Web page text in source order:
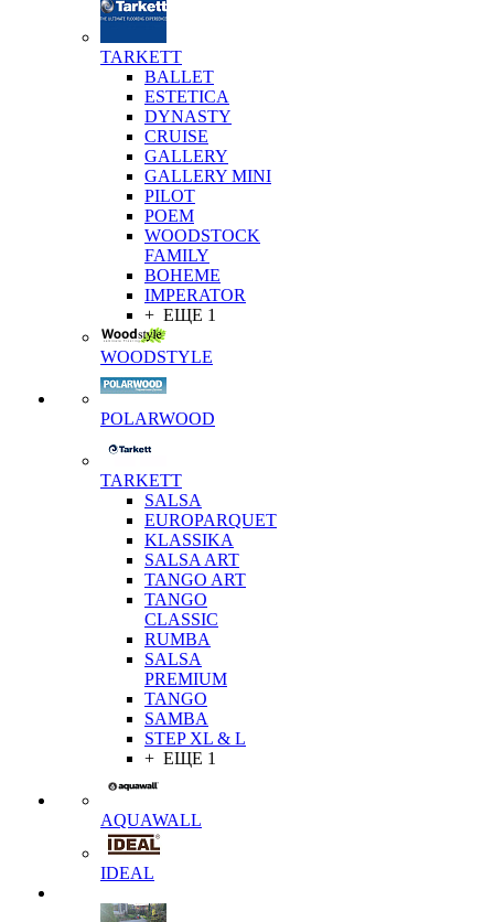
TARKETT
BALLET
ESTETICA
DYNASTY
CRUISE
GALLERY
GALLERY MINI
PILOT
POEM
WOODSTOCK
FAMILY
BOHEME
IMPERATOR
+ ЕЩЕ 1
WOODSTYLE
POLARWOOD
TARKETT
SALSA
EUROPARQUET
KLASSIKA
SALSA ART
TANGO ART
TANGO
CLASSIC
RUMBA
SALSA
PREMIUM
TANGO
SAMBA
STEP XL & L
+ ЕЩЕ 1
AQUAWALL
IDEAL